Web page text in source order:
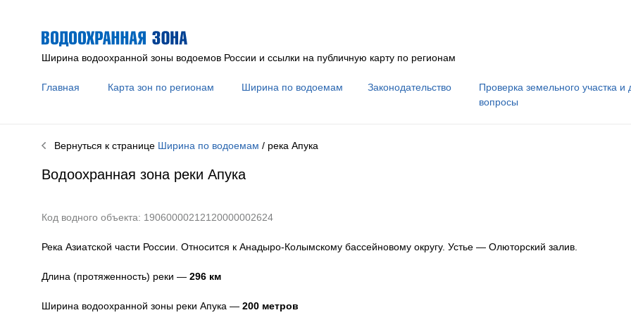
Ширина водоохранной зоны водоемов России и ссылки на публичную карту по регионам
Главная Карта зон по регионам Ширина по водоемам Законодательство
Проверка земельного участка и
вопросы
Вернуться к странице Ширина по водоемам / рекаАпука
Водоохранная зона реки Апука
Код водного объекта: 19060000212120000002624
Река Азиатской части России. Относится к Анадыро-Колымскому бассейновому округу. Устье — Олюторский залив.
Длина (протяженность) реки — 296км
Ширина водоохранной зоны реки Апука — 200 метров